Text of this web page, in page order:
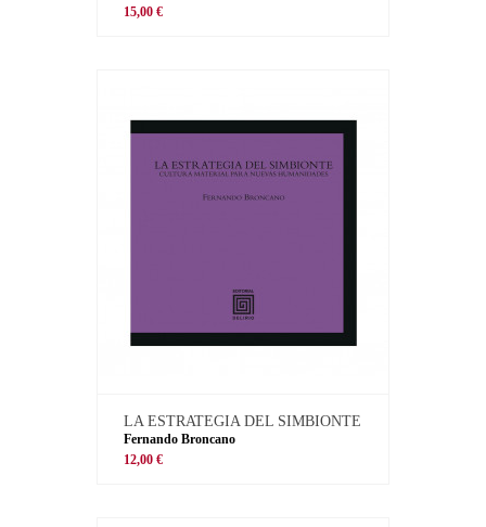
15,00 €
LA ESTRATEGIA DEL SIMBIONTE
Fernando Broncano
12,00 €